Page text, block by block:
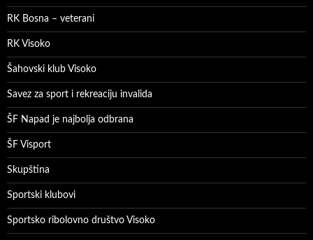
RK Bosna – veterani
RK Visoko
Šahovski klub Visoko
Savez za sport i rekreaciju invalida
ŠF Napad je najbolja odbrana
ŠF Visport
Skupština
Sportski klubovi
Sportsko ribolovno društvo Visoko